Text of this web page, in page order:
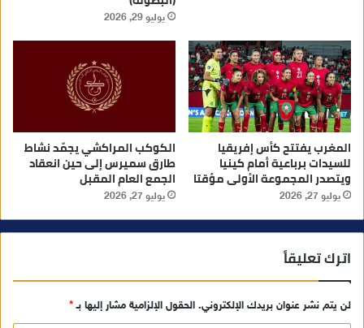
يوليو 29, 2026
المغرب يفتتح كأس إفريقيا
للسيدات برباعية أمام كينيا
ويتصدر المجموعة الأولى مؤقتا
يوليو 27, 2026
الكوكب المراكشي يجمّد نشاط
طارق سميرس إلى حين انعقاد
الجمع العام المقبل
يوليو 27, 2026
اترك تعليقاً
لن يتم نشر عنوان بريدك الإلكتروني. الحقول الإلزامية مشار إليها بـ*